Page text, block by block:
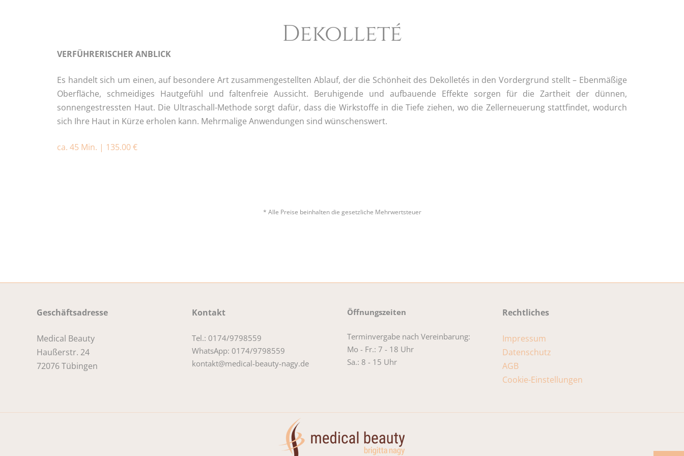
Dekolleté
VERFÜHRERISCHER ANBLICK
Es handelt sich um einen, auf besondere Art zusammengestellten Ablauf, der die Schönheit des Dekolletés in den Vordergrund stellt – Ebenmäßige
Oberfläche, schmeidiges Hautgefühl und faltenfreie Aussicht. Beruhigende und aufbauende Effekte sorgen für die Zartheit der dünnen,
sonnengestressten Haut. Die Ultraschall-Methode sorgt dafür, dass die Wirkstoffe in die Tiefe ziehen, wo die Zellerneuerung stattfindet, wodurch
sich Ihre Haut in Kürze erholen kann. Mehrmalige Anwendungen sind wünschenswert.
ca. 45 Min. | 135.00 €
* Alle Preise beinhalten die gesetzliche Mehrwertsteuer
Geschäftsadresse
Medical Beauty
Haußerstr. 24
72076 Tübingen
Kontakt
Tel.: 0174/9798559
WhatsApp: 0174/9798559
kontakt@medical-beauty-nagy.de
Öffnungszeiten
Terminvergabe nach Vereinbarung:
Mo - Fr.: 7 - 18 Uhr
Sa.: 8 - 15 Uhr
Rechtliches
Impressum
Datenschutz
AGB
Cookie-Einstellungen